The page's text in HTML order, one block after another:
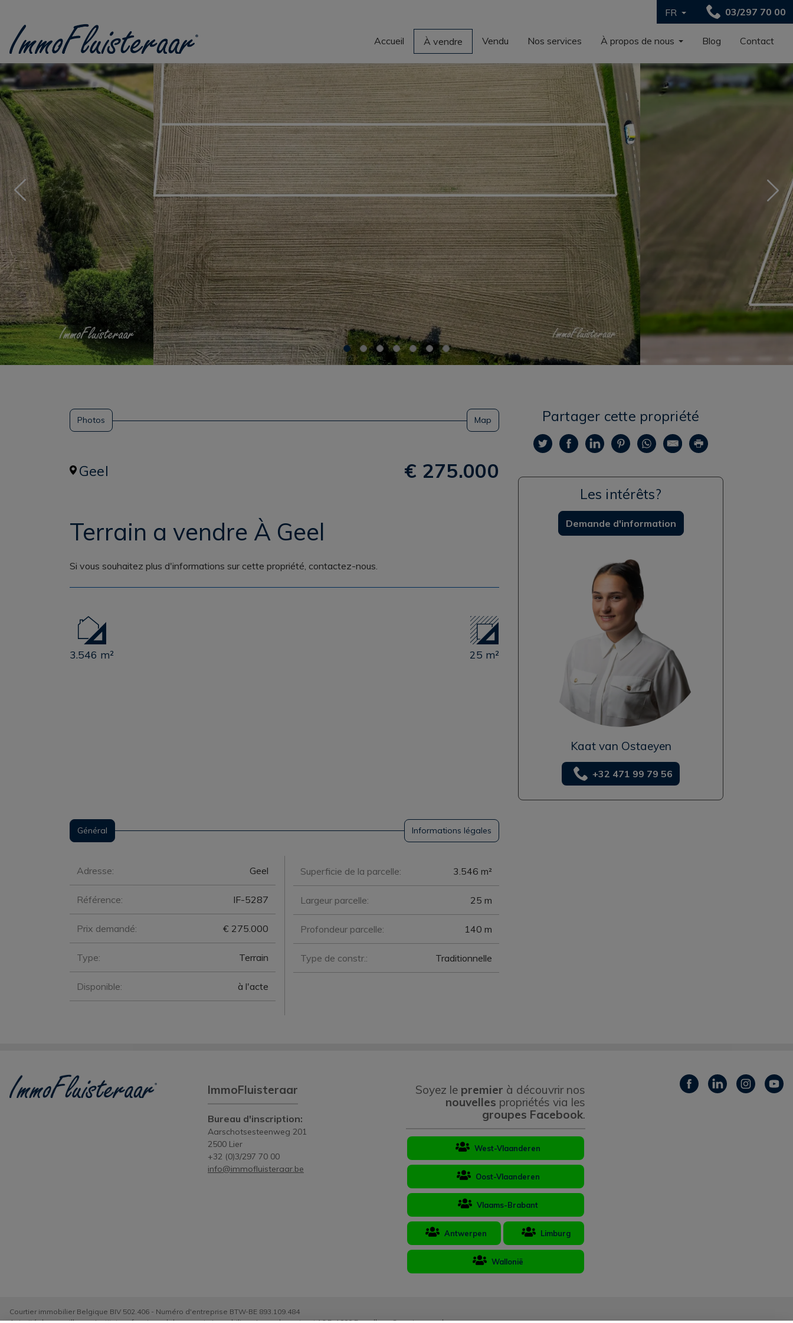
Accueil À vendre Vendu Nos services À propos de nous Blog Contact
FR 03/297 70 00
Previous
Terrain a vendre À Geel
Geel € 275.000
Photos Map
Si vous souhaitez plus d'informations sur cette propriété, contactez-nous.
3.546 m² 25 m²
Partager cette propriété
Les intérêts?
Demande d'information
Kaat van Ostaeyen
+32 471 99 79 56
Général Informations légales
Général
Adresse: Geel
Référence: IF-5287
Prix demandé: € 275.000
Type: Terrain
Disponible: à l'acte
Superficie de la parcelle: 3.546 m²
Largeur parcelle: 25 m
Profondeur parcelle: 140 m
Type de constr.: Traditionnelle
ImmoFluisteraar
Bureau d'inscription:
Aarschotsesteenweg 201
2500 Lier
+32 (0)3/297 70 00
info@immofluisteraar.be
Soyez le premier à découvrir nos
nouvelles propriétés via les
groupes Facebook.
West-Vlaanderen
Oost-Vlaanderen
Vlaams-Brabant
Antwerpen Limburg
Wallonië
Courtier immobilier Belgique BIV 502.406 - Numéro d'entreprise BTW-BE 893.109.484